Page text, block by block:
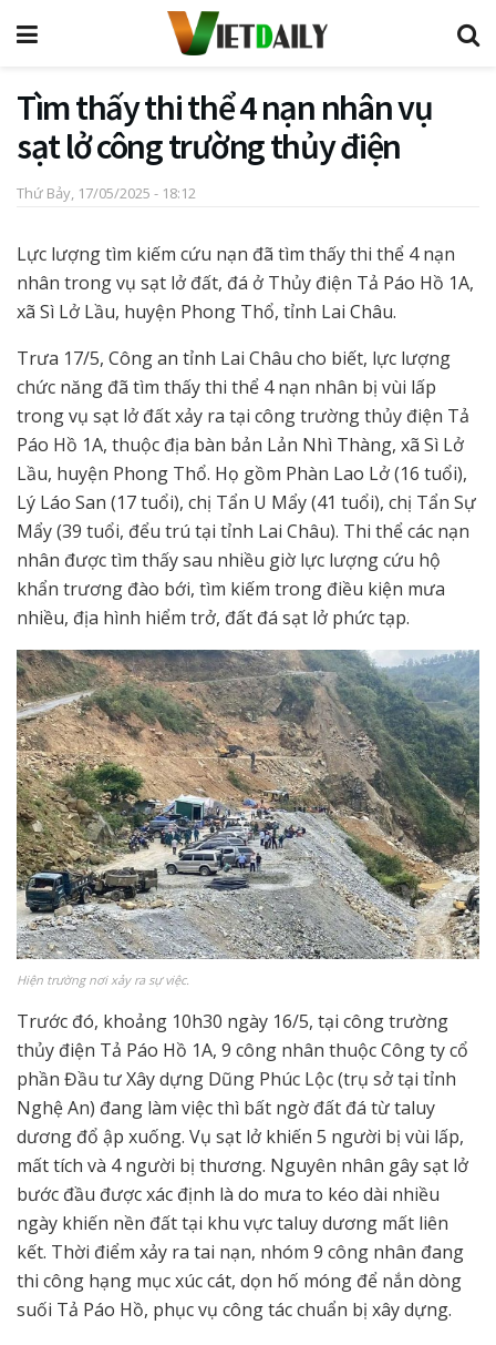
Tìm thấy thi thể 4 nạn nhân vụ
sạt lở công trường thủy điện
Thứ Bảy, 17/05/2025 - 18:12
Lực lượng tìm kiếm cứu nạn đã tìm thấy thi thể 4 nạn
nhân trong vụ sạt lở đất, đá ở Thủy điện Tả Páo Hồ 1A,
xã Sì Lở Lầu, huyện Phong Thổ, tỉnh Lai Châu.
Trưa 17/5, Công an tỉnh Lai Châu cho biết, lực lượng
chức năng đã tìm thấy thi thể 4 nạn nhân bị vùi lấp
trong vụ sạt lở đất xảy ra tại công trường thủy điện Tả
Páo Hồ 1A, thuộc địa bàn bản Lản Nhì Thàng, xã Sì Lở
Lầu, huyện Phong Thổ. Họ gồm Phàn Lao Lở (16 tuổi),
Lý Láo San (17 tuổi), chị Tẩn U Mẩy (41 tuổi), chị Tẩn Sự
Mẩy (39 tuổi, đểu trú tại tỉnh Lai Châu). Thi thể các nạn
nhân được tìm thấy sau nhiều giờ lực lượng cứu hộ
khẩn trương đào bới, tìm kiếm trong điều kiện mưa
nhiều, địa hình hiểm trở, đất đá sạt lở phức tạp.
Hiện trường nơi xảy ra sự việc.
Trước đó, khoảng 10h30 ngày 16/5, tại công trường
thủy điện Tả Páo Hồ 1A, 9 công nhân thuộc Công ty cổ
phần Đầu tư Xây dựng Dũng Phúc Lộc (trụ sở tại tỉnh
Nghệ An) đang làm việc thì bất ngờ đất đá từ taluy
dương đổ ập xuống. Vụ sạt lở khiến 5 người bị vùi lấp,
mất tích và 4 người bị thương. Nguyên nhân gây sạt lở
bước đầu được xác định là do mưa to kéo dài nhiều
ngày khiến nền đất tại khu vực taluy dương mất liên
kết. Thời điểm xảy ra tai nạn, nhóm 9 công nhân đang
thi công hạng mục xúc cát, dọn hố móng để nắn dòng
suối Tả Páo Hồ, phục vụ công tác chuẩn bị xây dựng.